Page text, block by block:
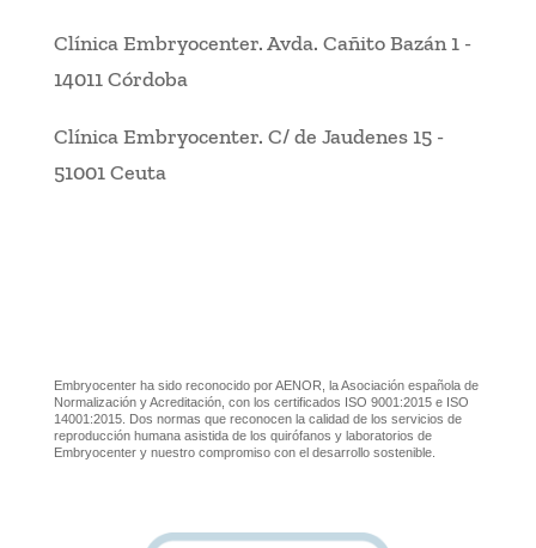
Clínica Embryocenter.Avda. Cañito Bazán 1-
14011 Córdoba
Clínica Embryocenter. C/ de Jaudenes 15-
51001 Ceuta
Embryocenter ha sido reconocido por AENOR, la Asociación española de
Normalización y Acreditación, con los certificados ISO 9001:2015 e ISO
14001:2015. Dos normas que reconocen la calidad de los servicios de
reproducción humana asistida de los quirófanos y laboratorios de
Embryocenter y nuestro compromiso con el desarrollo sostenible.